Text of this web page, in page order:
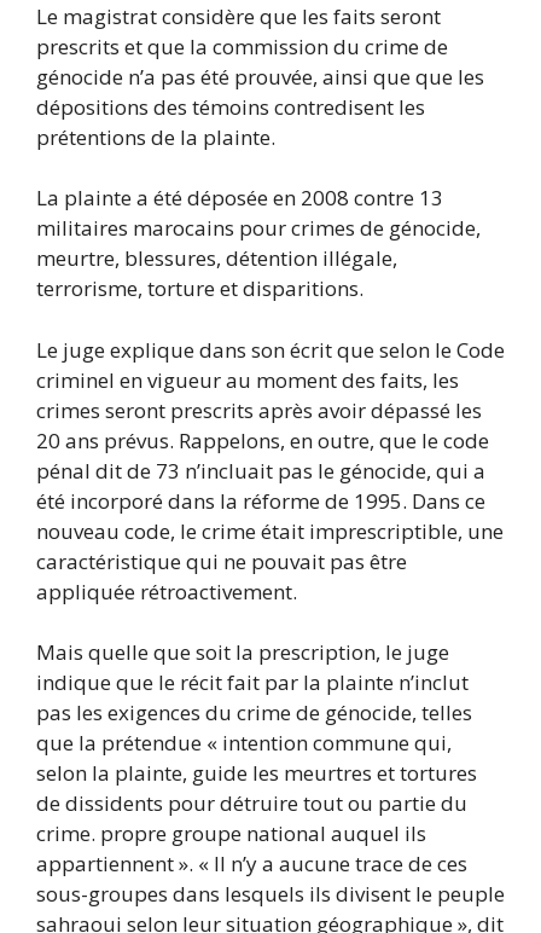
Le magistrat considère que les faits seront
prescrits et que la commission du crime de
génocide n’a pas été prouvée, ainsi que que les
dépositions des témoins contredisent les
prétentions de la plainte.
La plainte a été déposée en 2008 contre 13
militaires marocains pour crimes de génocide,
meurtre, blessures, détention illégale,
terrorisme, torture et disparitions.
Le juge explique dans son écrit que selon le Code
criminel en vigueur au moment des faits, les
crimes seront prescrits après avoir dépassé les
20 ans prévus. Rappelons, en outre, que le code
pénal dit de 73 n’incluait pas le génocide, qui a
été incorporé dans la réforme de 1995. Dans ce
nouveau code, le crime était imprescriptible, une
caractéristique qui ne pouvait pas être
appliquée rétroactivement.
Mais quelle que soit la prescription, le juge
indique que le récit fait par la plainte n’inclut
pas les exigences du crime de génocide, telles
que la prétendue « intention commune qui,
selon la plainte, guide les meurtres et tortures
de dissidents pour détruire tout ou partie du
crime. propre groupe national auquel ils
appartiennent ». « Il n’y a aucune trace de ces
sous-groupes dans lesquels ils divisent le peuple
sahraoui selon leur situation géographique », dit